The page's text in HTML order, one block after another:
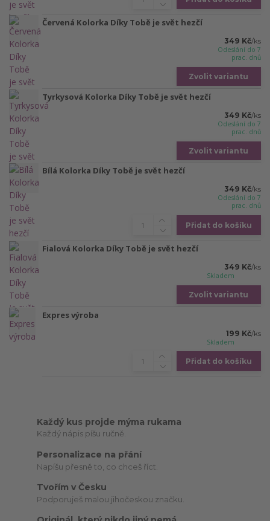
Červená Kolorka Díky Tobě je svět hezčí
349 Kč/ks
Odeslání do 7
prac. dnů
Zvolit variantu
Tyrkysová Kolorka Díky Tobě je svět hezčí
349 Kč/ks
Odeslání do 7
prac. dnů
Zvolit variantu
Bílá Kolorka Díky Tobě je svět hezčí
349 Kč/ks
Odeslání do 7
prac. dnů
Přidat do košíku
Fialová Kolorka Díky Tobě je svět hezčí
349 Kč/ks
Skladem
Zvolit variantu
Expres výroba
199 Kč/ks
Skladem
Přidat do košíku
Každý kus projde mýma rukama
Každý nápis píšu ručně.
Personalizace na přání
Napíšu přesně to, co chceš říct.
Tvořím v Česku
Podporuješ malou jihočeskou značku.